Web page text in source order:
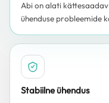
Abi on alati
ühenduse probleemide
Stabiilne ühendus